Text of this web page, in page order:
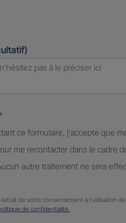
ce formulaire, j'accepte que
me recontacter dans le cadre
autre traitement ne sera
de votre consentement à l'utilisation
de confidentialité.